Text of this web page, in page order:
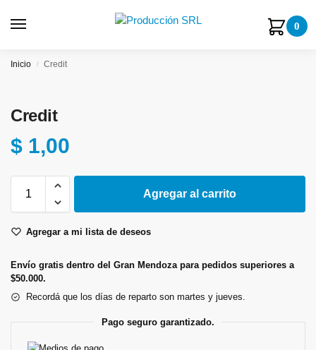
0
Inicio / Credit
Credit
$ 1,00
Agregar al carrito
Agregar a mi lista de deseos
Envío gratis dentro del Gran Mendoza para pedidos superiores a
$50.000.
Recordá que los días de reparto son martes y jueves.
Pago seguro garantizado.